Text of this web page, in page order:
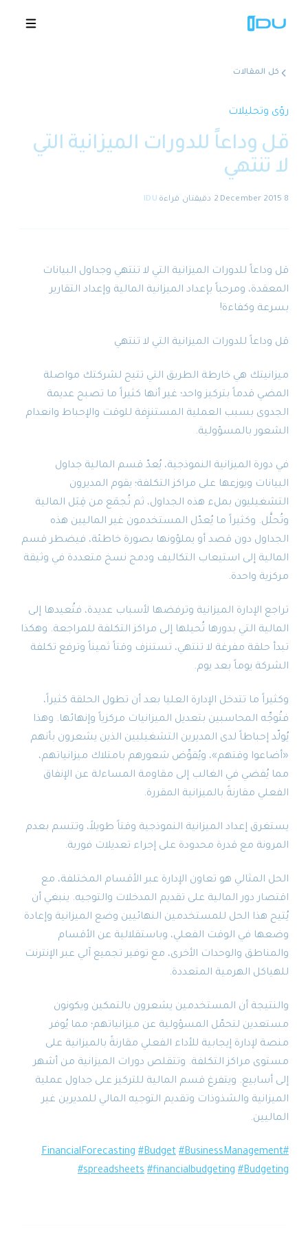
الحلول
المنصة
نجاح عالمي
🇸🇦 عروض توضيحية
كل المقالات
رؤى وتحليلات
قل وداعاً للدورات الميزانية التي
لا تنتهي
8 December 2015 2 دقيقتان قراءة IDU
قل وداعاً للدورات الميزانية التي لا تنتهي وجداول البيانات
المعقدة، ومرحباً بإعداد الميزانية المالية وإعداد التقارير
بسرعة وكفاءة!
قل وداعاً للدورات الميزانية التي لا تنتهي
ميزانيتك هي خارطة الطريق التي تتيح لشركتك مواصلة
المضي قدماً بتركيز واحد؛ غير أنها كثيراً ما تصبح عديمة
الجدوى بسبب العملية المستنزِفة للوقت والإحباط وانعدام
الشعور بالمسؤولية.
في دورة الميزانية النموذجية، يُعدّ قسم المالية جداول
البيانات ويوزعها على مراكز التكلفة؛ يقوم المديرون
التشغيليون بملء هذه الجداول، ثم تُجمَع من قِبَل المالية
وتُحلَّل. وكثيراً ما يُعدّل المستخدمون غير الماليين هذه
الجداول دون قصد أو يملؤونها بصورة خاطئة، فيضطر قسم
المالية إلى استيعاب التكاليف ودمج نسخ متعددة في وثيقة
مركزية واحدة.
تراجع الإدارة الميزانية وترفضها لأسباب عديدة، فتُعيدها إلى
المالية التي بدورها تُحيلها إلى مراكز التكلفة للمراجعة. وهكذا
تبدأ حلقة مفرغة لا تنتهي، تستنزف وقتاً ثميناً وترفع تكلفة
الشركة يوماً بعد يوم.
وكثيراً ما تتدخل الإدارة العليا بعد أن تطول الحلقة كثيراً،
فتُوجِّه المحاسبين بتعديل الميزانيات مركزياً وإنهائها. وهذا
يُولّد إحباطاً لدى المديرين التشغيليين الذين يشعرون بأنهم
«أضاعوا وقتهم»، ويُقوِّض شعورهم بامتلاك ميزانياتهم،
مما يُفضي في الغالب إلى مقاومة المساءلة عن الإنفاق
الفعلي مقارنةً بالميزانية المقررة.
يستغرق إعداد الميزانية النموذجية وقتاً طويلاً، وتتسم بعدم
المرونة مع قدرة محدودة على إجراء تعديلات فورية.
الحل المثالي هو تعاون الإدارة عبر الأقسام المختلفة، مع
اقتصار دور المالية على تقديم المدخلات والتوجيه. ينبغي أن
يُتيح هذا الحل للمستخدمين النهائيين وضع الميزانية وإعادة
وضعها في الوقت الفعلي، وباستقلالية عن الأقسام
والمناطق والوحدات الأخرى، مع توفير تجميع آلي عبر الإنترنت
للهياكل الهرمية المتعددة.
والنتيجة أن المستخدمين يشعرون بالتمكين ويكونون
مستعدين لتحمّل المسؤولية عن ميزانياتهم؛ مما يُوفر
منصة لإدارة إيجابية للأداء الفعلي مقارنةً بالميزانية على
مستوى مراكز التكلفة. وتتقلص دورات الميزانية من أشهر
إلى أسابيع. ويتفرغ قسم المالية للتركيز على جداول عملية
الميزانية والشذوذات وتقديم التوجيه المالي للمديرين غير
الماليين.
#FinancialForecasting
#Budget #BusinessManagement
#spreadsheets #financialbudgeting #Budgeting